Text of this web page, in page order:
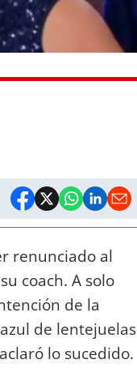
renunciado al
coach. A solo
de la
de lentejuelas
lo sucedido.